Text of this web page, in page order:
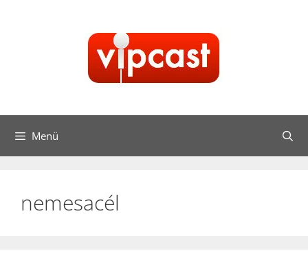
Menü
nemesacél